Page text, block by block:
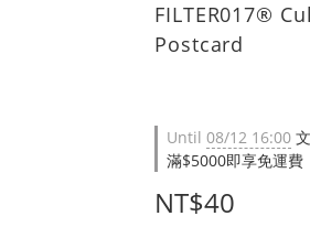
FILTER017®
Postcard
Until 08/12 16:00
滿$5000即享免運
NT$40